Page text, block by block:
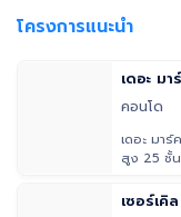
Rama 9, Fortune Town,
พยาบาลพระราม 9 ⭐ เหมาะสำหรับ ✔️ คนทำงานย่านอโศก–พระราม 9 ✔️ ซื้ออยู่
ชมห้อง หรือสอบถามเพิ่ม
โครงการแนะนำ
เดอะ ม
คอนโด
เดอะ มา
สูง 25 ชั้น
เซอร์เคิล